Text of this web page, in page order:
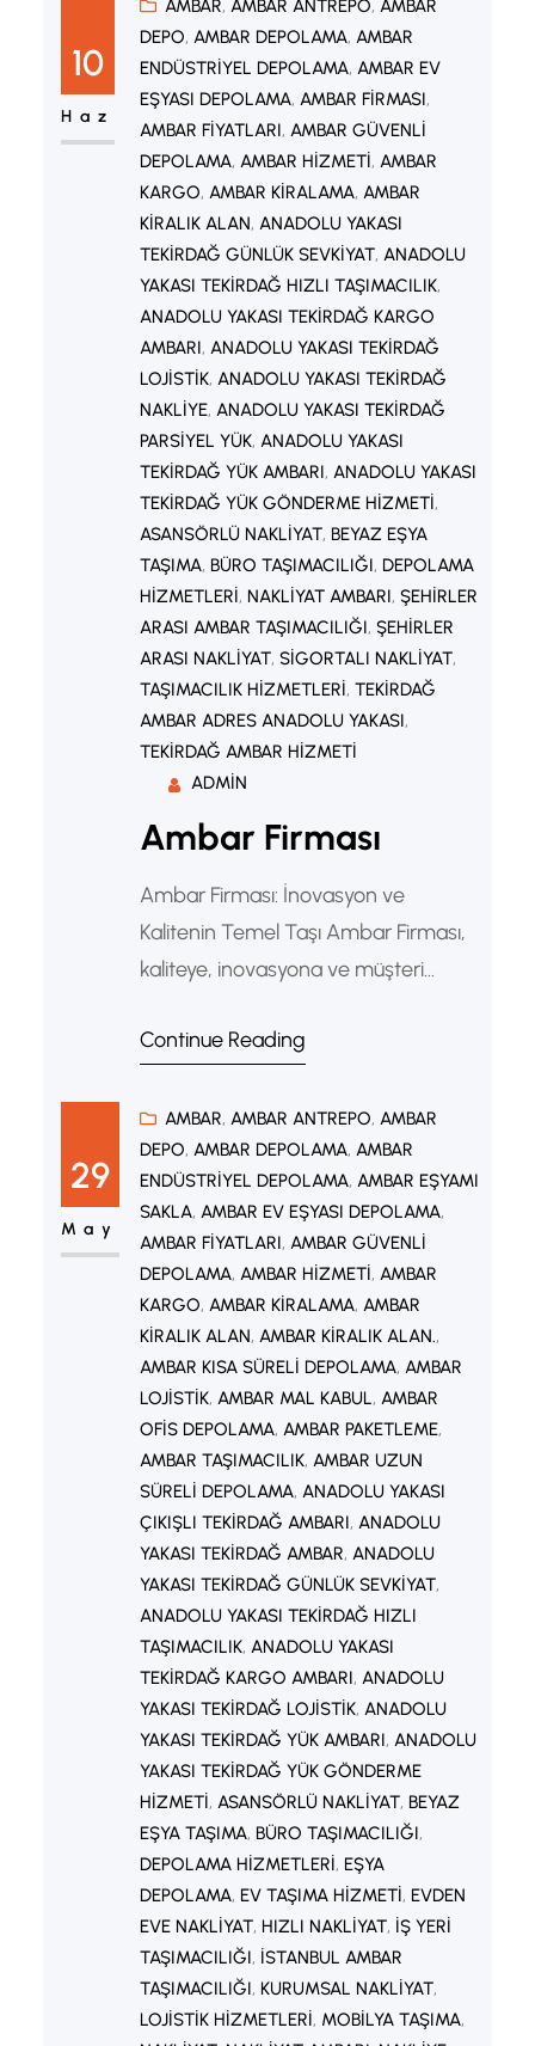
Akdeniz Bölgesi arasında düzenli yük
taşımacılığı sağlayan önemli lojistik
hizmetlerden biridir. Özellikle ticari
işletmeler, üreticiler, e-ticaret
firmaları ve bireysel gönderi sahipleri
için ekonomik ve güvenilir taşımacılık
çözümleri sunmaktadır.
Tekirdağ’dan Antalya’ya veya…
10
Haz
AMBAR, AMBAR ANTREPO, AMBAR
DEPO, AMBAR DEPOLAMA, AMBAR
ENDÜSTRIYEL DEPOLAMA, AMBAR EV
EŞYASI DEPOLAMA, AMBAR FIRMASI
AMBAR FIYATLARI, AMBAR GÜVENLI
DEPOLAMA, AMBAR HIZMETI, AMBAR
KARGO, AMBAR KIRALAMA, AMBAR
KIRALIK ALAN, ANADOLU YAKASI
TEKIRDAĞ GÜNLÜK SEVKIYAT, ANADOLU
YAKASI TEKIRDAĞ HIZLI TAŞIMACILIK
ANADOLU YAKASI TEKIRDAĞ KARGO
AMBARI, ANADOLU YAKASI TEKIRDAĞ
LOJISTIK, ANADOLU YAKASI TEKIRDAĞ
NAKLIYE, ANADOLU YAKASI TEKIRDAĞ
PARSIYEL YÜK, ANADOLU YAKASI
TEKIRDAĞ YÜK AMBARI, ANADOLU YAKASI
TEKIRDAĞ YÜK GÖNDERME HIZMETI
ASANSÖRLÜ NAKLIYAT, BEYAZ EŞYA
TAŞIMA, BÜRO TAŞIMACILIĞI, DEPOLAMA
HIZMETLERI, NAKLIYAT AMBARI, ŞEHIRLER
ARASI AMBAR TAŞIMACILIĞI, ŞEHIRLER
ARASI NAKLIYAT, SIGORTALI NAKLIYAT
TAŞIMACILIK HIZMETLERI, TEKIRDAĞ
AMBAR ADRES ANADOLU YAKASI
TEKIRDAĞ AMBAR HIZMETI
ADMIN
Ambar Firması
Ambar Firması: İnovasyon ve
Kalitenin Temel Taşı Ambar Firması,
kaliteye, inovasyona ve müşteri
bağlılığıyla sektöründe öne çıkan bir
mükemmellikle yankı bulan bir itibar
kazanarak, sadece yerel pazarlarda
değil, uluslararası arenada da hayati
bir oyuncu haline gelmiştir. Şirket
Genel Bakışı Yirmi yılı aşkın bir süre
önce kurulan Ambar…
Continue Reading
29
May
AMBAR, AMBAR ANTREPO, AMBAR
DEPO, AMBAR DEPOLAMA, AMBAR
ENDÜSTRIYEL DEPOLAMA, AMBAR EŞYAMI
SAKLA, AMBAR EV EŞYASI DEPOLAMA
AMBAR FIYATLARI, AMBAR GÜVENLI
DEPOLAMA, AMBAR HIZMETI, AMBAR
KARGO, AMBAR KIRALAMA, AMBAR
KIRALIK ALAN, AMBAR KIRALIK ALAN.
AMBAR KISA SÜRELI DEPOLAMA, AMBAR
LOJISTIK, AMBAR MAL KABUL, AMBAR
OFIS DEPOLAMA, AMBAR PAKETLEME
AMBAR TAŞIMACILIK, AMBAR UZUN
SÜRELI DEPOLAMA, ANADOLU YAKASI
ÇIKIŞLI TEKIRDAĞ AMBARI, ANADOLU
YAKASI TEKIRDAĞ AMBAR, ANADOLU
YAKASI TEKIRDAĞ GÜNLÜK SEVKIYAT
ANADOLU YAKASI TEKIRDAĞ HIZLI
TAŞIMACILIK, ANADOLU YAKASI
TEKIRDAĞ KARGO AMBARI, ANADOLU
YAKASI TEKIRDAĞ LOJISTIK, ANADOLU
YAKASI TEKIRDAĞ YÜK AMBARI, ANADOLU
YAKASI TEKIRDAĞ YÜK GÖNDERME
HIZMETI, ASANSÖRLÜ NAKLIYAT, BEYAZ
EŞYA TAŞIMA, BÜRO TAŞIMACILIĞI
DEPOLAMA HIZMETLERI, EŞYA
DEPOLAMA, EV TAŞIMA HIZMETI, EVDEN
EVE NAKLIYAT, HIZLI NAKLIYAT, İŞ YERI
TAŞIMACILIĞI, İSTANBUL AMBAR
TAŞIMACILIĞI, KURUMSAL NAKLIYAT
LOJISTIK HIZMETLERI, MOBILYA TAŞIMA